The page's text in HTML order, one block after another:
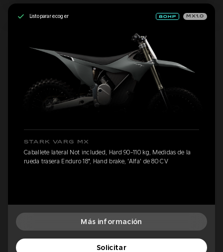
Listo para recoger MX1.0
STARK VARG MX
Caballete lateral Not included, Hard 90-110 kg, Medidas de la
rueda trasera Enduro 18", Hand brake, 'Alfa' de 80 CV
Más información
Solicitar